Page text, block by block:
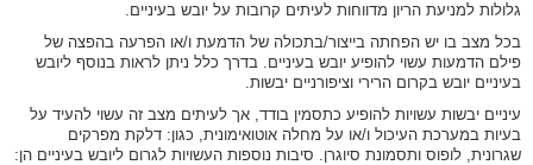
גלולות למניעת הריון מדווחות לעיתים קרובות על יובש בעיניים.
בכל מצב בו יש הפחתה בייצור/בתכולה של הדמעת ו/או הפרעה בהפצה של
פילם הדמעות עשוי להופיע יובש בעיניים. בדרך כלל ניתן לראות בנוסף ליובש
בעיניים יובש בקרום הרירי וציפורניים יבשות.
עיניים יבשות עשויות להופיע כתסמין בודד, אך לעיתים מצב זה עשוי להעיד על
בעיות במערכת העיכול ו/או על מחלה אוטואימונית, כגון: דלקת מפרקים
שגרונית, לופוס ותסמונת סיוגרן. סיבות נוספות העשויות לגרום ליובש בעיניים הן: